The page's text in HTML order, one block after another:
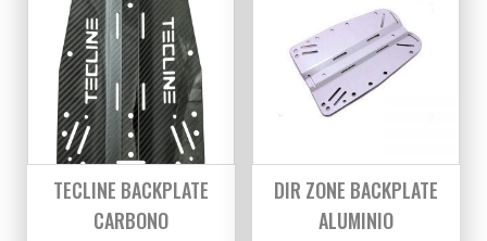
TECLINE BACKPLATE
CARBONO
DIR ZONE BACKPLATE
ALUMINIO